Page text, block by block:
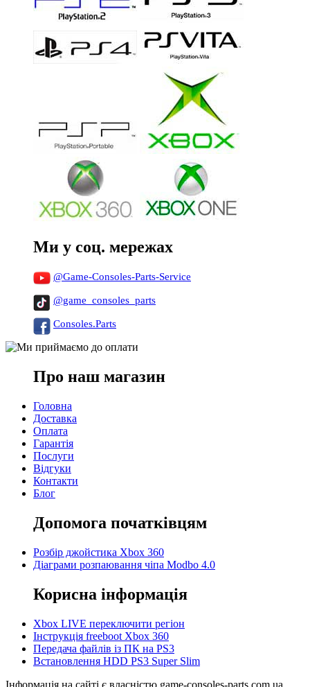
Ми у соц. мережах
@Game-Consoles-Parts-Service
@game_consoles_parts
Consoles.Parts
Про наш магазин
Головна
Доставка
Оплата
Гарантія
Послуги
Відгуки
Контакти
Блог
Допомога початківцям
Розбір джойстика Xbox 360
Діаграми розпаювання чіпа Modbo 4.0
Корисна інформація
Xbox LIVE переключити регіон
Інструкція freeboot Xbox 360
Передача файлів із ПК на PS3
Встановлення HDD PS3 Super Slim
Інформація на сайті є власністю game-consoles-parts.com.ua